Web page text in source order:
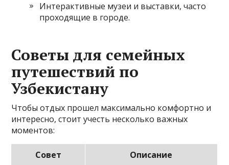
Интерактивные музеи и выставки, часто
проходящие в городе.
Советы для семейных
путешествий по
Узбекистану
Чтобы отдых прошел максимально комфортно и
интересно, стоит учесть несколько важных
моментов:
Совет
Описание